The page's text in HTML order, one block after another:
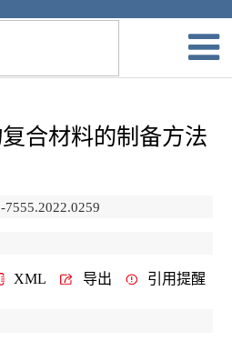
合材料的制备方法
XML 导出 引用提醒